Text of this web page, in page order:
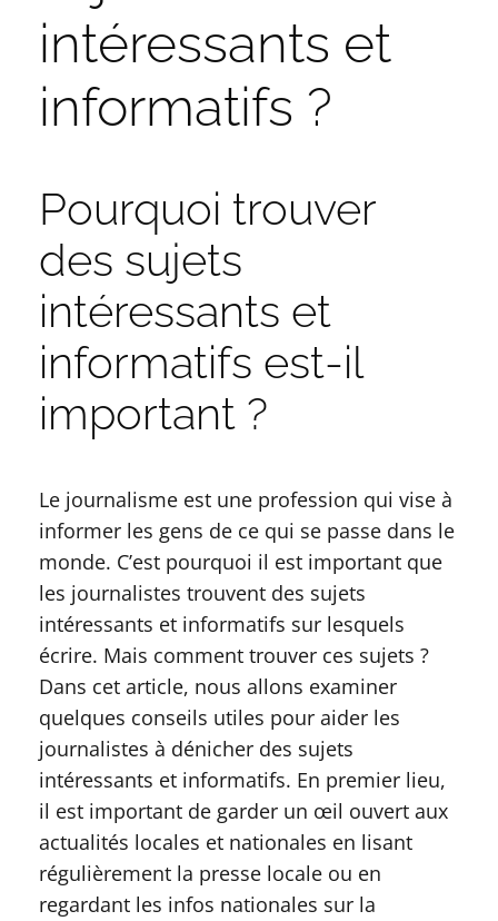
intéressants et
informatifs ?
Pourquoi trouver
des sujets
intéressants et
informatifs est-il
important ?
Le journalisme est une profession qui vise à
informer les gens de ce qui se passe dans le
monde. C’est pourquoi il est important que
les journalistes trouvent des sujets
intéressants et informatifs sur lesquels
écrire. Mais comment trouver ces sujets ?
Dans cet article, nous allons examiner
quelques conseils utiles pour aider les
journalistes à dénicher des sujets
intéressants et informatifs. En premier lieu,
il est important de garder un œil ouvert aux
actualités locales et nationales en lisant
régulièrement la presse locale ou en
regardant les infos nationales sur la